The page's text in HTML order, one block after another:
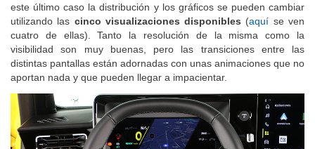
este último caso la distribución y los gráficos se pueden cambiar
utilizando las cinco visualizaciones disponibles (aquí se ven
cuatro de ellas). Tanto la resolución de la misma como la
visibilidad son muy buenas, pero las transiciones entre las
distintas pantallas están adornadas con unas animaciones que no
aportan nada y que pueden llegar a impacientar.